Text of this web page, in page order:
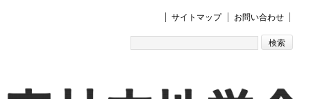
サイトマップ お問い合わせ